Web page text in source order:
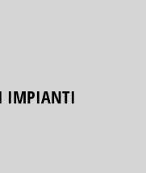
IMPIANTI